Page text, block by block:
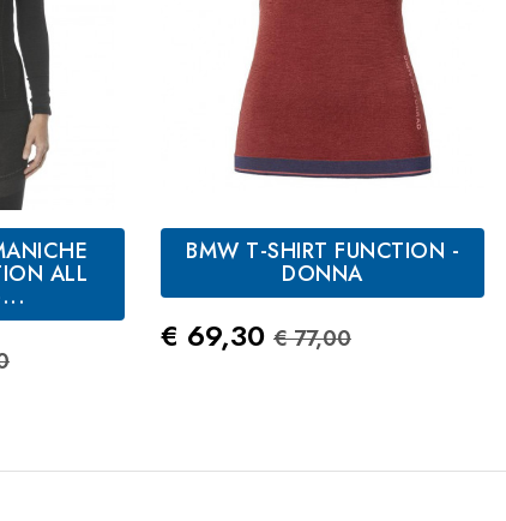
ALL
Rosso
BMW T-SHIRT FUNCTION -
DONNA
Prezzo
€ 69,30 Prezzo Standard
€ 77,00